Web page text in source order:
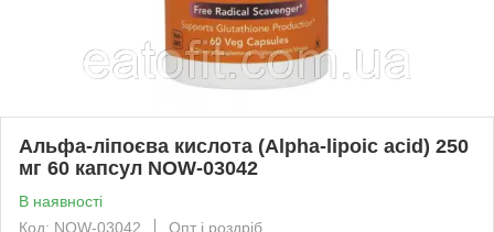
Альфа-ліпоєва кислота (Alpha-lipoic acid) 250
мг 60 капсул NOW-03042
В наявності
Код: NOW-03042
Опт і роздріб